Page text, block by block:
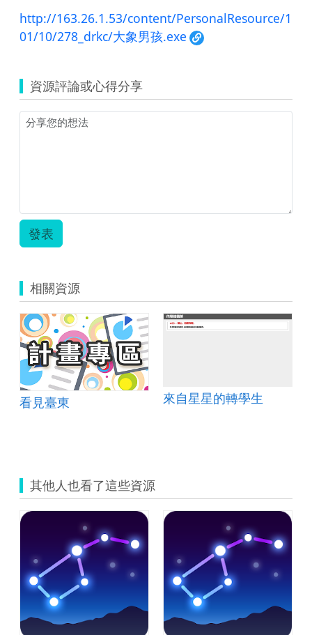
http://163.26.1.53/content/PersonalResource/1
01/10/278_drkc/大象男孩.exe
資源評論或心得分享
發表
相關資源
看見臺東 來自星星的轉學生
其他人也看了這些資源